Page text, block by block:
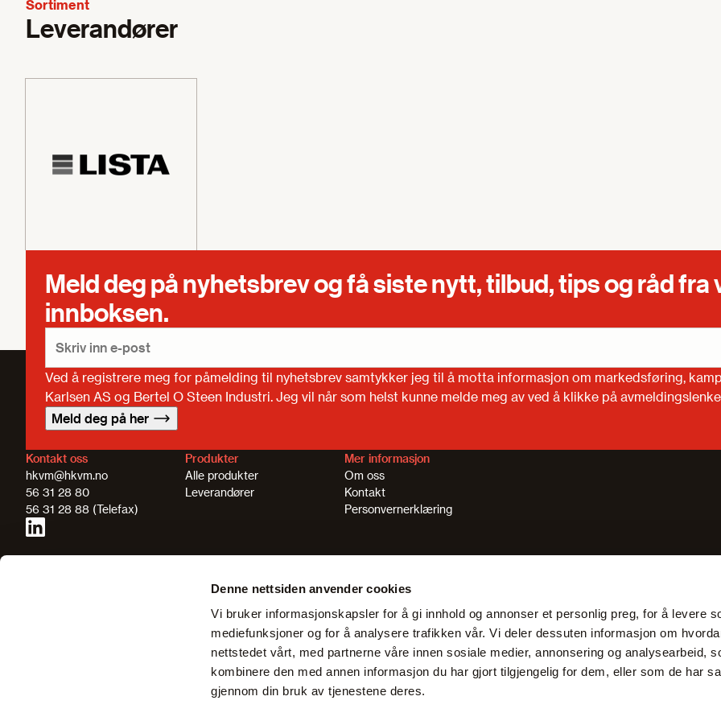
Denne nettsiden anvender cookies
Vi bruker informasjonskapsler for å gi innhold og annonser et personlig preg, for å levere
mediefunksjoner og for å analysere trafikken vår. Vi deler dessuten informasjon om
nettstedet vårt, med partnerne våre innen sosiale medier, annonsering og analysearbeid,
kombinere den med annen informasjon du har gjort tilgjengelig for dem, eller som de har
gjennom din bruk av tjenestene deres.
Sortiment
Leverandører
Meld deg på nyhetsbrev og få siste nytt, tilbud, tips og råd
innboksen.
Ved å registrere meg for påmelding til nyhetsbrev samtykker jeg til å motta informasjon om markedsføring,
Karlsen AS og Bertel O Steen Industri. Jeg vil når som helst kunne melde meg av ved å klikke på
Meld deg på her
Kontakt oss
hkvm@hkvm.no
56 31 28 80
56 31 28 88 (Telefax)
Produkter
Alle produkter
Leverandører
Mer informasjon
Om oss
Kontakt
Personvernerklæring